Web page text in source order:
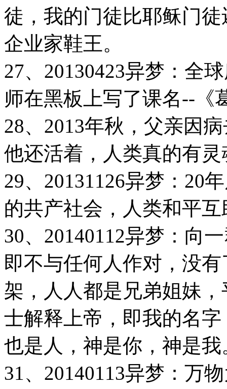
徒，我的门徒比耶稣门
企业家鞋王。
27、20130423异梦：全
师在黑板上写了课名--《
28、2013年秋，父亲因
他还活着，人类真的有灵
29、20131126异梦：20
的共产社会，人类和平
30、20140112异梦：向
即不与任何人作对，没
架，人人都是兄弟姐妹
士解释上帝，即我的名字
也是人，神是你，神是我
31、20140113异梦：万